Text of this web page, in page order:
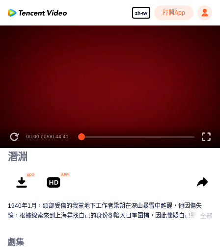
zh-tw 打開App
00:00:00/00:44:41
潛淵
1940年1月，頭部受傷的我黨地下工作者梁朔在深山暴雪中甦醒，他因傷失
憶，根據線索來到上海尋找自己的身份卻陷入日軍圍捕，因此懷疑自己是軍統
戰場，生命危在旦夕。我黨制定“潛淵”計劃，準備在大會召開之際解救同胞。在
全部
劇集